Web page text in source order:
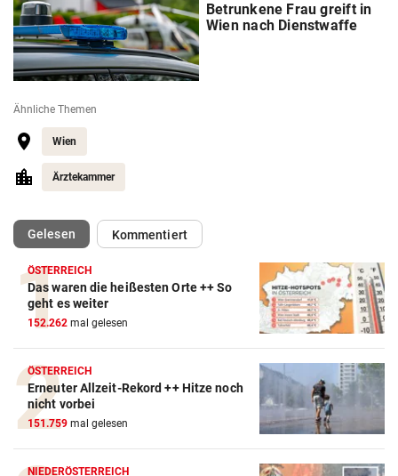
Betrunkene Frau greift in
Wien nach Dienstwaffe
Ähnliche Themen
Wien
Ärztekammer
Gelesen(ausgewählt)Kommentiert
ÖSTERREICH
Das waren die heißesten Orte ++ So
geht es weiter
152.262 mal gelesen
ÖSTERREICH
Erneuter Allzeit-Rekord ++ Hitze noch
nicht vorbei
151.759 mal gelesen
NIEDERÖSTERREICH